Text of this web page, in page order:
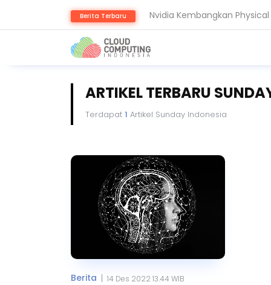
Berita Terbaru
ARTIKEL TERBARU
Terdapat 1 Artikel Sunday Indonesia
Berita | 14 Des 2022 13.44 WIB